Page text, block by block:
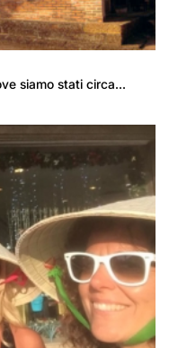
siamo stati circa...